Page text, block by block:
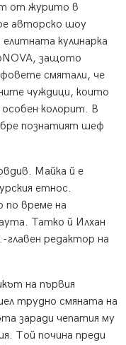
от журито в
авторско шоу
кулинарка
защото
смятали, че
чуждици, които
колорит. В
познатият шеф
Майка й е
етнос.
по време на
Татко й Илхан
редактор на
на първия
трудно смяната на
заради чепатия му
Той почина преди